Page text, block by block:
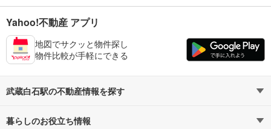
Yahoo!不動産 アプリ
地図でサクッと物件探し
物件比較が手軽にできる
武蔵白石駅の不動産情報を探す
不動産・住宅
暮らしのお役立ち情報